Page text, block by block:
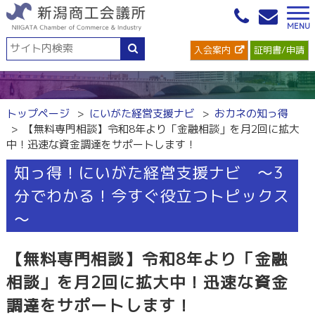
入会案内 証明書/申請
トップページ にいがた経営支援ナビ
おカネの知っ得
【無料専門相談】令和8年より「金融相談」を月2回に拡大
中！迅速な資金調達をサポートします！
知っ得！にいがた経営支援ナビ ～3
分でわかる！今すぐ役立つトピックス
～
【無料専門相談】令和8年より「金融
相談」を月2回に拡大中！迅速な資金
調達をサポートします！